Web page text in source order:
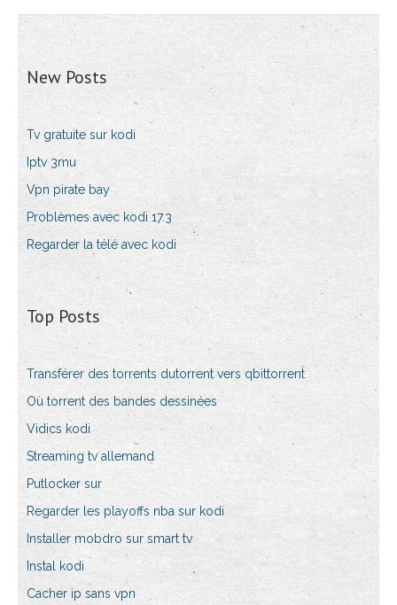
New Posts
Tv gratuite sur kodi
Iptv 3mu
Vpn pirate bay
Problèmes avec kodi 17.3
Regarder la télé avec kodi
Top Posts
Transférer des torrents dutorrent vers qbittorrent
Où torrent des bandes dessinées
Vidics kodi
Streaming tv allemand
Putlocker sur
Regarder les playoffs nba sur kodi
Installer mobdro sur smart tv
Instal kodi
Cacher ip sans vpn